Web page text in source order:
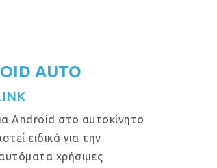
AUTO
Android στο αυτοκίνητο
ειδικά για την
χρήσιμες